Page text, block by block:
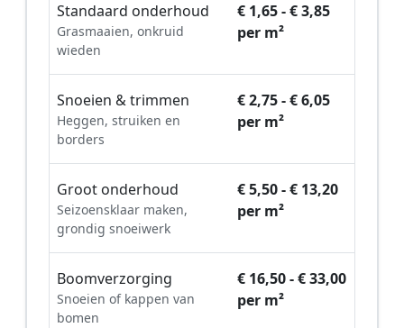
Standaard onderhoud
Grasmaaien, onkruid
wieden
€ 1,65 - € 3,85
per m²
Snoeien & trimmen
Heggen, struiken en
borders
€ 2,75 - € 6,05
per m²
Groot onderhoud
Seizoensklaar maken,
grondig snoeiwerk
€ 5,50 - € 13,20
per m²
Boomverzorging
Snoeien of kappen van
bomen
€ 16,50 - € 33,00
per m²